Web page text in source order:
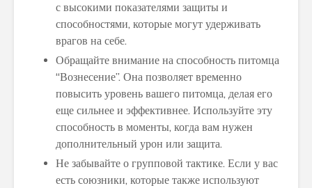
с высокими показателями защиты и
способностями, которые могут удерживать
врагов на себе.
Обращайте внимание на способность питомца
“Вознесение”. Она позволяет временно
повысить уровень вашего питомца, делая его
еще сильнее и эффективнее. Используйте эту
способность в моменты, когда вам нужен
дополнительный урон или защита.
Не забывайте о групповой тактике. Если у вас
есть союзники, которые также используют